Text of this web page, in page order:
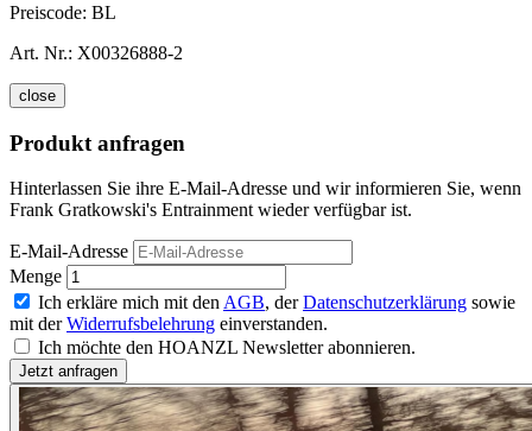
Preiscode: BL
Art. Nr.: X00326888-2
close
Produkt anfragen
Hinterlassen Sie ihre E-Mail-Adresse und wir informieren Sie, wenn
Frank Gratkowski's Entrainment wieder verfügbar ist.
E-Mail-Adresse
Menge
Ich erkläre mich mit den AGB, derDatenschutzerklärung sowie
mit derWiderrufsbelehrung einverstanden.
Ich möchte den HOANZL Newsletter abonnieren.